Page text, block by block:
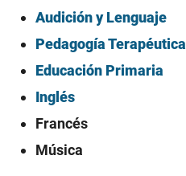
Audición y Lenguaje
Pedagogía Terapéutica
Educación Primaria
Inglés
Francés
Música